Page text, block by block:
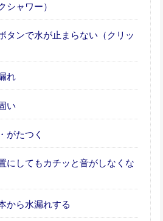
シャワー）
タンで水が止まらない（クリッ
れ
い
がたつく
にしてもカチッと音がしなくな
から水漏れする